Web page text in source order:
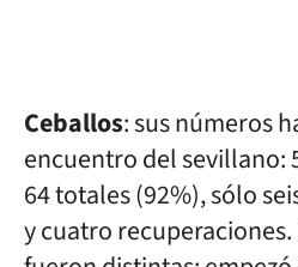
Ceballos: sus números
encuentro del sevillano:
64 totales (92%), sólo
y cuatro recuperaciones.